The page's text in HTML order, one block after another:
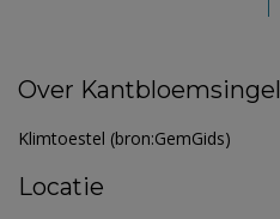
Over Kantbloemsingel
Klimtoestel (bron:GemGids)
Locatie